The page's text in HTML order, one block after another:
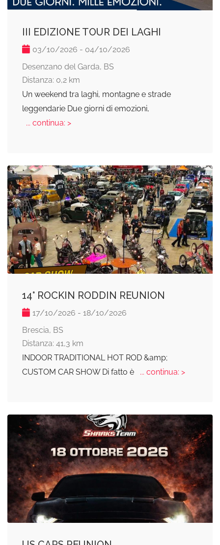
III EDIZIONE TOUR DEI LAGHI
03/10/2026 - 04/10/2026
Desenzano del Garda, BS
Distanza: 0,2 km
Un weekend tra laghi, montagne e strade
leggendarie Due giorni di emozioni,
... continua: >
14° ROCKIN RODDIN REUNION
17/10/2026 - 18/10/2026
Brescia, BS
Distanza: 41,3 km
INDOOR TRADITIONAL HOT ROD &amp;
CUSTOM CAR SHOW Di fatto è
... continua: >